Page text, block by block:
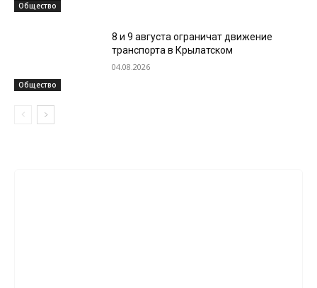
Общество
Общество
8 и 9 августа ограничат движение
транспорта в Крылатском
04.08.2026